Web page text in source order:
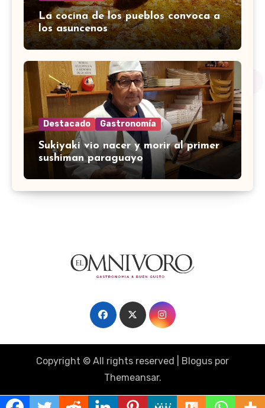
La cocina de los pueblos convoca a
los asuncenos
Destacado Gastronomía
Sukiyaki vio nacer y morir al primer
sushiman paraguayo
Copyright © All rights reserved Blogus por
Themeansar.